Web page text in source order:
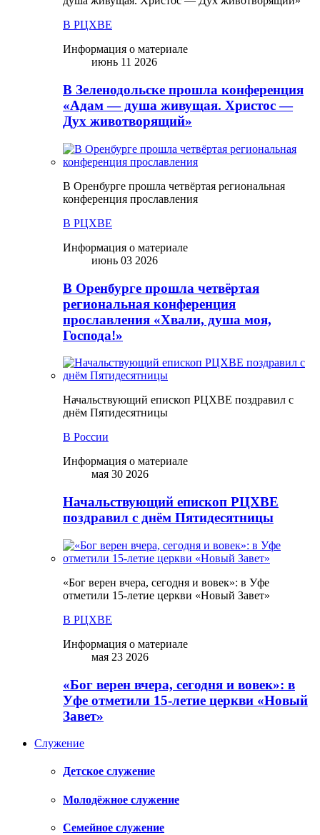
В РЦХВЕ
Информация о материале
июнь 11 2026
В Зеленодольске прошла конференция
«Адам — душа живущая. Христос —
Дух животворящий»
В Оренбурге прошла четвёртая региональная
конференция прославления
В РЦХВЕ
Информация о материале
июнь 03 2026
В Оренбурге прошла четвёртая
региональная конференция
прославления «Хвали, душа моя,
Господа!»
Начальствующий епископ РЦХВЕ поздравил с
днём Пятидесятницы
В России
Информация о материале
мая 30 2026
Начальствующий епископ РЦХВЕ
поздравил с днём Пятидесятницы
«Бог верен вчера, сегодня и вовек»: в Уфе
отметили 15-летие церкви «Новый Завет»
В РЦХВЕ
Информация о материале
мая 23 2026
«Бог верен вчера, сегодня и вовек»: в
Уфе отметили 15-летие церкви «Новый
Завет»
Служение
Детское служение
Молодёжное служение
Семейное служение